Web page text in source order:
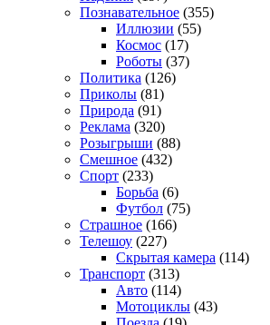
Познавательное (355)
Иллюзии (55)
Космос (17)
Роботы (37)
Политика (126)
Приколы (81)
Природа (91)
Реклама (320)
Розыгрыши (88)
Смешное (432)
Спорт (233)
Борьба (6)
Футбол (75)
Страшное (166)
Телешоу (227)
Скрытая камера (114)
Транспорт (313)
Авто (114)
Мотоциклы (43)